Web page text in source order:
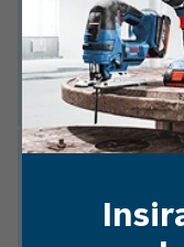
Realize o